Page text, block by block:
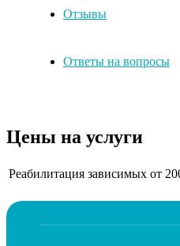
Отзывы
Ответы на вопросы
Цены на услуги
Реабилитация зависимых от